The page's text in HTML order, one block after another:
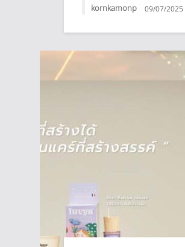
kornkamonp 09/07/2025